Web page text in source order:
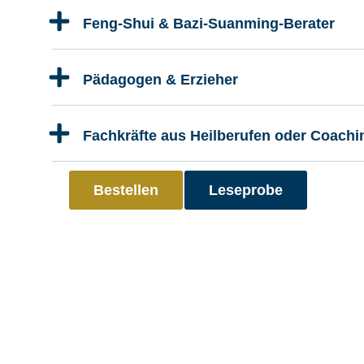
Feng-Shui & Bazi-Suanming-Berater
Pädagogen & Erzieher
Fachkräfte aus Heilberufen oder
Bestellen Leseprobe